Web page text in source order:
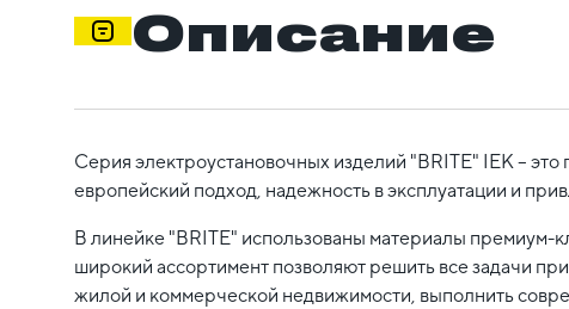
Описание
Серия электроустановочных изделий "BRITE" IEK –
европейский подход, надежность в эксплуатации и
В линейке "BRITE" использованы материалы премиум-
широкий ассортимент позволяют решить все задачи
жилой и коммерческой недвижимости, выполнить